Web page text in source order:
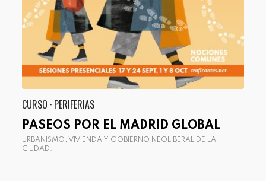
CURSO · PERIFERIAS
PASEOS POR EL MADRID GLOBAL
URBANISMO, VIVIENDA Y GOBIERNO NEOLIBERAL DE LA
CIUDAD.